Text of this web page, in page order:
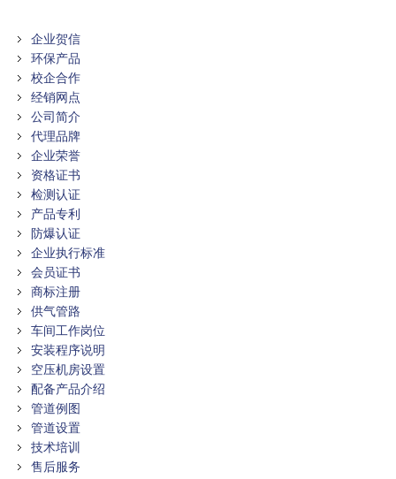
企业贺信
环保产品
校企合作
经销网点
公司简介
代理品牌
企业荣誉
资格证书
检测认证
产品专利
防爆认证
企业执行标准
会员证书
商标注册
供气管路
车间工作岗位
安装程序说明
空压机房设置
配备产品介绍
管道例图
管道设置
技术培训
售后服务